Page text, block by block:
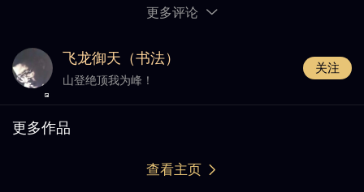
更多评论
飞龙御天（书法）
山登绝顶我为峰！
关注
更多作品
查看主页